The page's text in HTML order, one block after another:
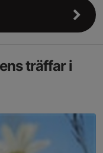
träffar i